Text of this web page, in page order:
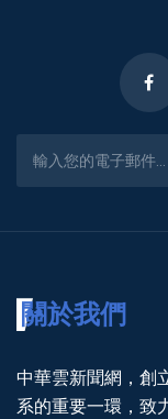
關於我們
中華雲新聞網，創
系的重要一環，致